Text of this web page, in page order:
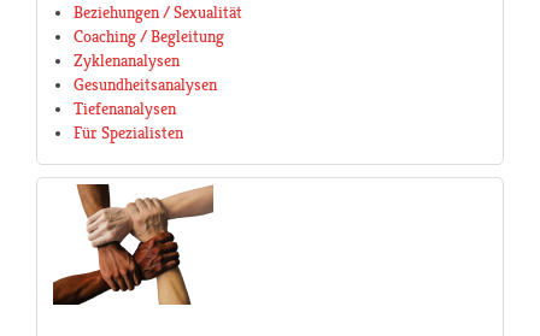
Beziehungen / Sexualität
Coaching / Begleitung
Zyklenanalysen
Gesundheitsanalysen
Tiefenanalysen
Für Spezialisten